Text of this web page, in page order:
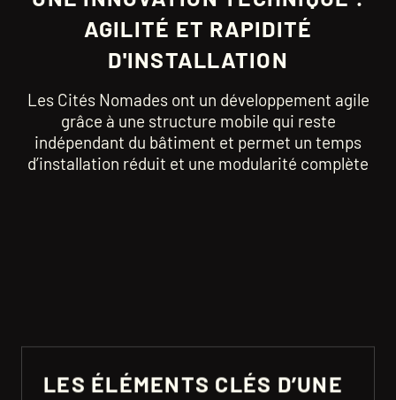
AGILITÉ ET RAPIDITÉ
D'INSTALLATION
Les Cités Nomades ont un développement agile
grâce à une structure mobile qui reste
indépendant du bâtiment et permet un temps
d’installation réduit et une modularité complète
LES ÉLÉMENTS CLÉS D’UNE